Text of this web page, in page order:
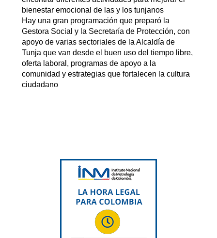
bienestar emocional de las y los tunjanos
Hay una gran programación que preparó la
Gestora Social y la Secretaría de Protección, con
apoyo de varias sectoriales de la Alcaldía de
Tunja que van desde el buen uso del tiempo libre,
oferta laboral, programas de apoyo a la
comunidad y estrategias que fortalecen la cultura
ciudadano